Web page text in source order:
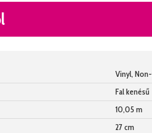
Vinyl,
Fal kenésű
10,05 m
27 cm